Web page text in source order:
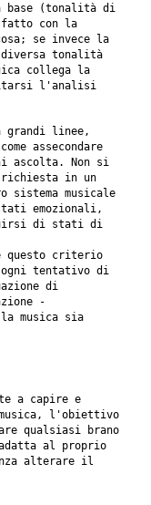
base (tonalità di
con la
se invece la
diversa tonalità
collega la
l'analisi
grandi linee,
assecondare
ascolta. Non si
in un
sistema musicale
emozionali,
di stati di
questo criterio
ogni tentativo di
di
-
musica sia
a capire e
l'obiettivo
qualsiasi brano
al proprio
alterare il